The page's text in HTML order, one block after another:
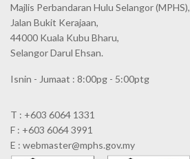
Majlis Perbandaran Hulu Selangor (MPHS),
Jalan Bukit Kerajaan,
44000 Kuala Kubu Bharu,
Selangor Darul Ehsan.
Isnin - Jumaat : 8:00pg - 5:00ptg
T : +603 6064 1331
F : +603 6064 3991
E : webmaster@mphs.gov.my